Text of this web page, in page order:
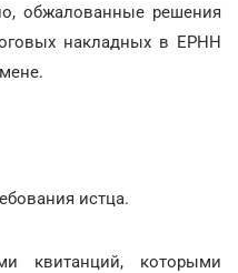
обжалованные решения
накладных в ЕРНН
истца.
квитанций, которыми